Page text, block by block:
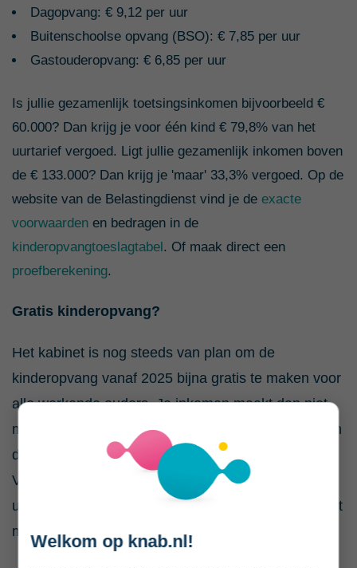
Dagopvang: € 9,12 per uur
Buitenschoolse opvang (BSO): € 7,85 per uur
Gastouderopvang: € 6,85 per uur
Is jullie gezamenlijk toetsingsinkomen bijvoorbeeld €
60.000? Dan krijg je voor één kind € 79,8% van het
uurtarief vergoed. Ligt jullie gezamenlijk inkomen boven
de € 133.000? Dan krijg je 'maar' 33,3% vergoed. Op de
website van de Belastingdienst vind je de exacte
voorwaarden en bedragen in de
kinderopvangtoeslagtabel. Of maak direct een
proefberekening.
Gratis kinderopvang?
Het kabinet is nog steeds van plan om de
kinderopvang vanaf 2025 bijna gratis te maken voor
alle werkende ouders. Je inkomen maakt dan niet
meer uit; iedereen betaalt vanaf dan slechts 4% van
de kosten. Of het er echt van komt is nog de vraag.
Veel instanties zetten vraagtekens bij de
uitvoerbaarheid omdat de kinderopvang nu al kampt
met een groot personeelstekort.
Welkom op knab.nl!